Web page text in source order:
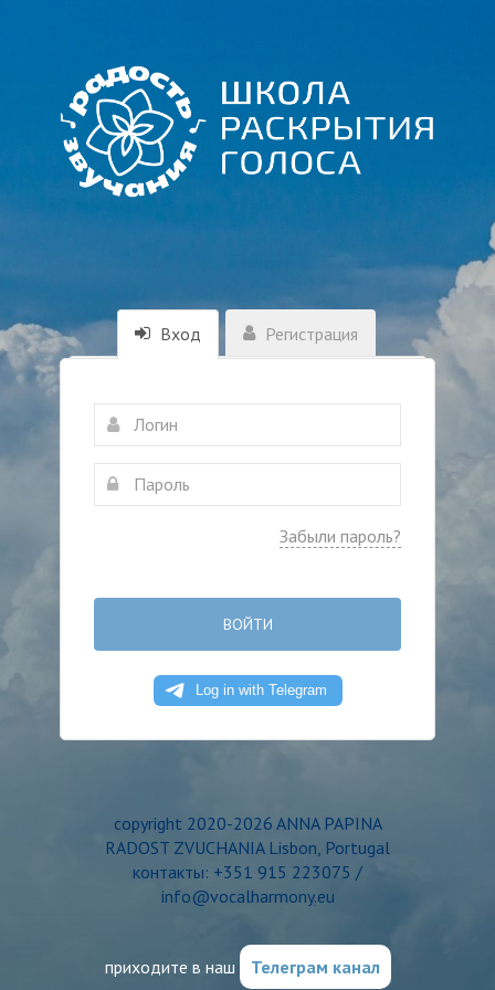
Вход Регистрация
Забыли пароль?
ВОЙТИ
copyright 2020-2026 ANNA PAPINA
RADOST ZVUCHANIA Lisbon, Portugal
контакты: +351 915 223075 /
info@vocalharmony.eu
приходите в наш Телеграм канал